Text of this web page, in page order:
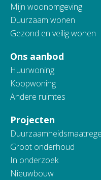
Mijn woonomgeving
Duurzaam wonen
Gezond en veilig wonen
Ons aanbod
Huurwoning
Koopwoning
Andere ruimtes
Projecten
Groot onderhoud
In onderzoek
Nieuwbouw